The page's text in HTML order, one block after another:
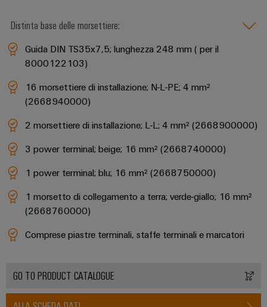
Distinta base delle morsettiere:
Guida DIN TS35x7,5; lunghezza 248 mm ( per il
8000122103)
16 morsettiere di installazione; N-L-PE; 4 mm²
(2668940000)
2 morsettiere di installazione; L-L; 4 mm² (2668900000)
3 power terminal; beige; 16 mm² (2668740000)
1 power terminal; blu; 16 mm² (2668750000)
1 morsetto di collegamento a terra; verde-giallo; 16 mm²
(2668760000)
Comprese piastre terminali, staffe terminali e marcatori
GO TO PRODUCT CATALOGUE